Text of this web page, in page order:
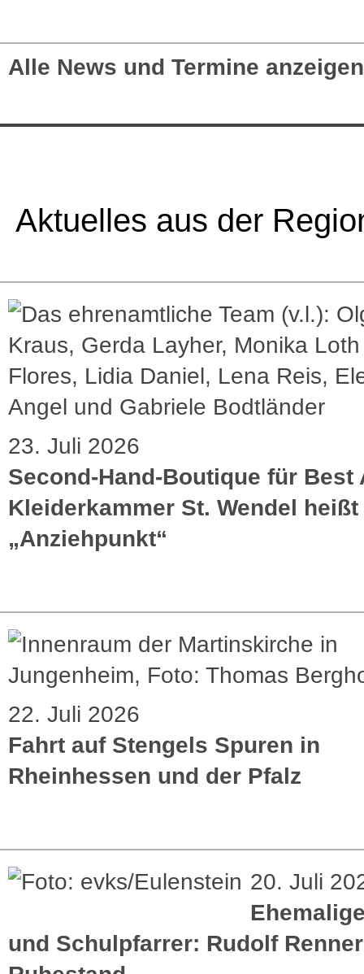
Alle News und Termine anzeigen
Aktuelles aus der
23. Juli 2026
Second-Hand-Boutique für Best
Kleiderkammer St. Wendel
„Anziehpunkt“
22. Juli 2026
Fahrt auf Stengels Spuren in
Rheinhessen und der Pfalz
20. Juli
und Schulpfarrer: Rudolf